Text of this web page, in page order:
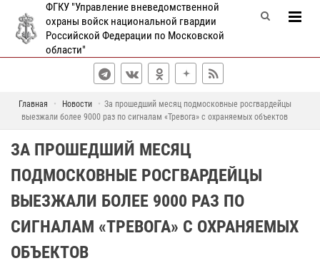
ФГКУ "Управление вневедомственной
охраны войск национальной гвардии
Российской Федерации по Московской
области"
Главная Новости
За прошедший месяц подмосковные росгвардейцы
выезжали более 9000 раз по сигналам «Тревога» с охраняемых объектов
ЗА ПРОШЕДШИЙ МЕСЯЦ
ПОДМОСКОВНЫЕ РОСГВАРДЕЙЦЫ
ВЫЕЗЖАЛИ БОЛЕЕ 9000 РАЗ ПО
СИГНАЛАМ «ТРЕВОГА» С ОХРАНЯЕМЫХ
ОБЪЕКТОВ